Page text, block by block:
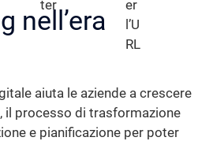
nell’era
aiuta le aziende a crescere
il processo di trasformazione
e pianificazione per poter